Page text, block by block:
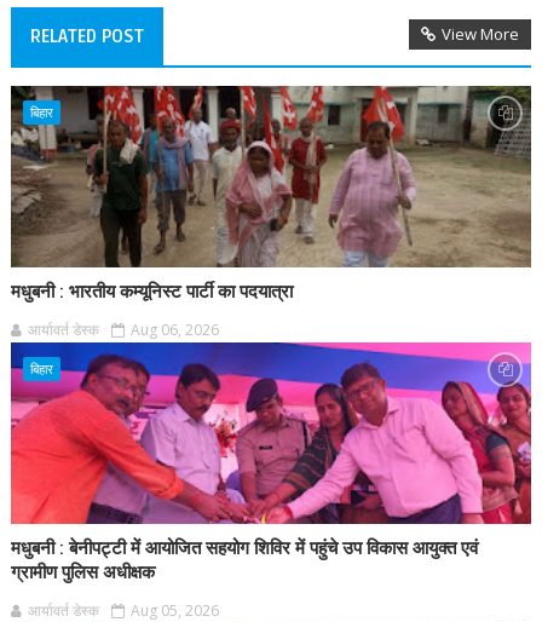
RELATED POST View More
बिहार
मधुबनी : भारतीय कम्यूनिस्ट पार्टी का पदयात्रा
आर्यावर्त डेस्क Aug 06, 2026
बिहार
मधुबनी : बेनीपट्टी में आयोजित सहयोग शिविर में पहुंचे उप विकास आयुक्त एवं
ग्रामीण पुलिस अधीक्षक
आर्यावर्त डेस्क Aug 05, 2026